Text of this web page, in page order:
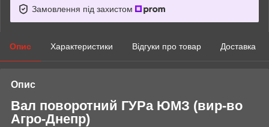
Замовлення під захистом
Опис Характеристики Відгуки про товар Доставка
Опис
Вал поворотний ГУРа ЮМЗ (вир-во
Агро-Днепр)